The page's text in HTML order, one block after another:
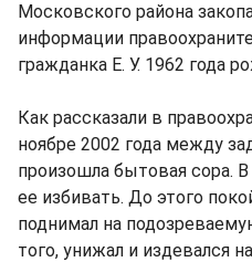
Московского района
информации
гражданка Е. У. 1962 года
Как рассказали в
ноябре 2002 года между
произошла бытовая сора.
ее избивать. До этого
поднимал на
того, унижал и издевался